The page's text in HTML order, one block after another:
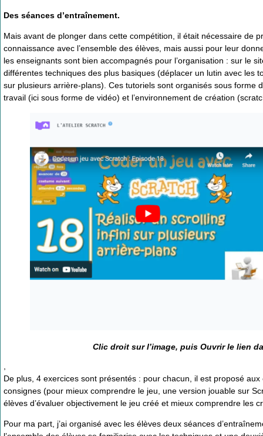
Des séances d’entraînement.
Mais avant de plonger dans cette compétition, il était nécessaire de
connaissance avec l’ensemble des élèves, mais aussi pour leur
les enseignants sont bien accompagnés pour l’organisation : sur le
différentes techniques des plus basiques (déplacer un lutin avec les
sur plusieurs arrière-plans). Ces tutoriels sont organisés sous
travail (ici sous forme de vidéo) et l’environnement de création
Clic droit sur l’image, puis Ouvrir le lien
De plus, 4 exercices sont présentés : pour chacun, il est proposé
consignes (pour mieux comprendre le jeu, une version jouable sur
élèves d’évaluer objectivement le jeu créé et mieux comprendre les
Pour ma part, j’ai organisé avec les élèves deux séances